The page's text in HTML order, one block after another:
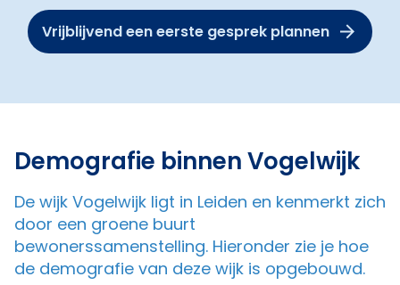
Vrijblijvend een eerste gesprek plannen
Demografie binnen Vogelwijk
De wijk Vogelwijk ligt in Leiden en kenmerkt zich
door een groene buurt
bewonerssamenstelling. Hieronder zie je hoe
de demografie van deze wijk is opgebouwd.